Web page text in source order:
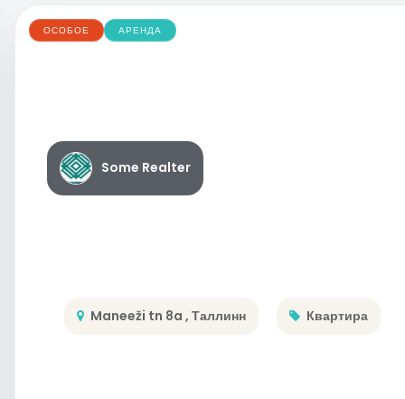
ОСОБОЕ АРЕНДА
Some Realter
Maneeži tn 8a , Таллинн Квартира